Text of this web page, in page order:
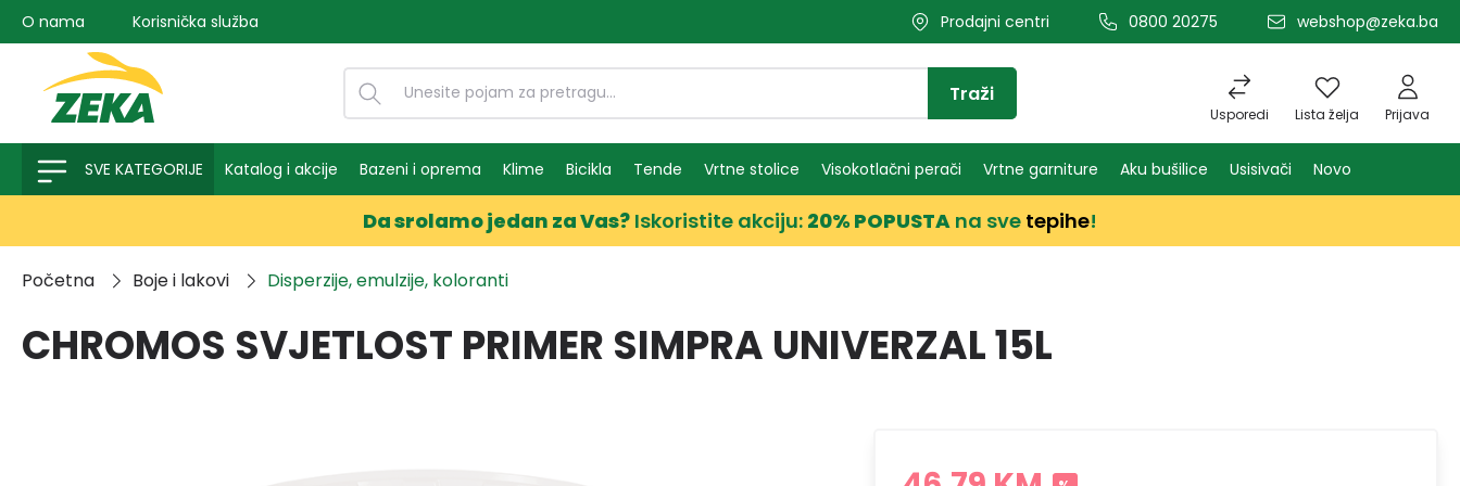
pretragu Preskoči na glavnu navigaciju
O nama Korisnička služba Prodajni centri 0800 20275 webshop@zeka.ba
Usporedi Lista želja Prijava
Traži
SVE KATEGORIJE Katalog i akcije Bazeni i oprema Klime Bicikla Tende Vrtne stolice Visokotlačni perači Vrtne garniture Aku bušilice Usisivači Novo
Da srolamo jedan za Vas? Iskoristite akciju: 20% POPUSTA na sve tepihe!
Početna Boje i lakovi Disperzije, emulzije, koloranti
CHROMOS SVJETLOST PRIMER SIMPRA UNIVERZAL 15L